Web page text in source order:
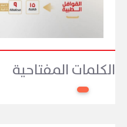
الكلمات المفتاحية